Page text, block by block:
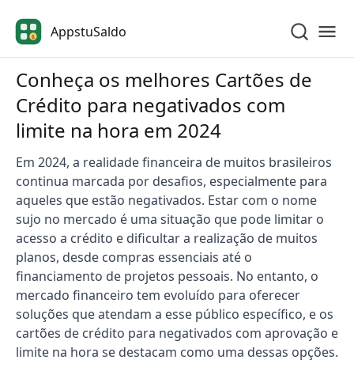
$ AppstuSaldo
Conheça os melhores Cartões de
Crédito para negativados com
limite na hora em 2024
Em 2024, a realidade financeira de muitos brasileiros
continua marcada por desafios, especialmente para
aqueles que estão negativados. Estar com o nome
sujo no mercado é uma situação que pode limitar o
acesso a crédito e dificultar a realização de muitos
planos, desde compras essenciais até o
financiamento de projetos pessoais. No entanto, o
mercado financeiro tem evoluído para oferecer
soluções que atendam a esse público específico, e os
cartões de crédito para negativados com aprovação e
limite na hora se destacam como uma dessas opções.